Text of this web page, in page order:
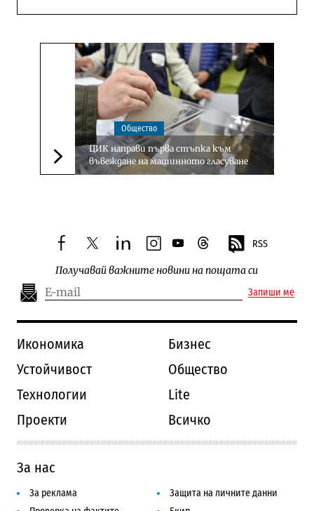
Следваща новина
Общество
ЦИК направи първа стъпка към
въвеждане на машинното гласуване
facebooktwitterlinkedininstagram
youtubethreads RSS
Получавай важните новини на пощата си
Запиши ме
Икономика
Бизнес
Устойчивост
Общество
Технологии
Lite
Проекти
Всичко
За нас
За реклама
Защита на личните данни